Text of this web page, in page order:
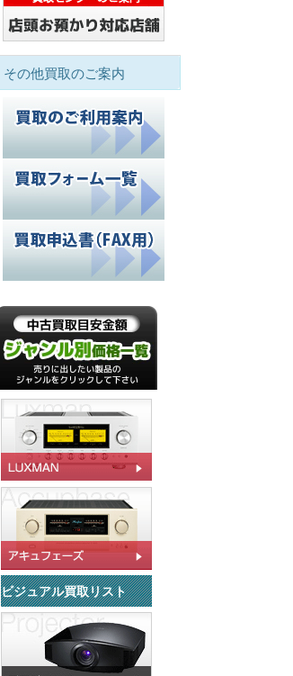
その他買取のご案内
ビジュアル買取リスト